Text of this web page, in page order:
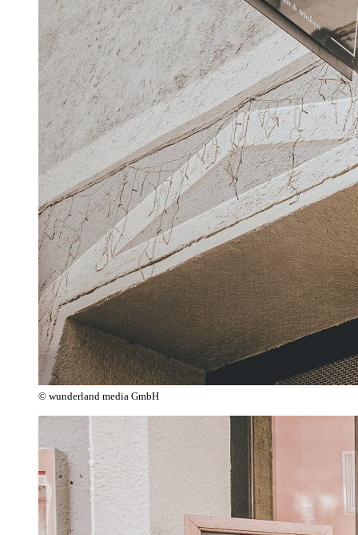
© wunderland media GmbH